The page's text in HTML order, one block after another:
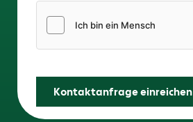
Kontaktanfrage einreichen